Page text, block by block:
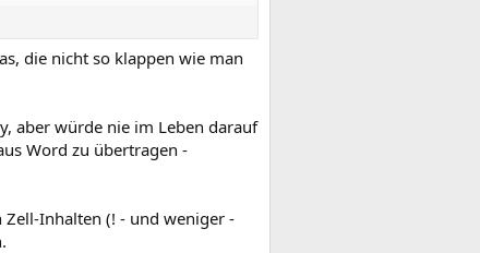
die nicht so klappen wie man
aber würde nie im Leben darauf
Word zu übertragen -
Inhalten (! - und weniger -